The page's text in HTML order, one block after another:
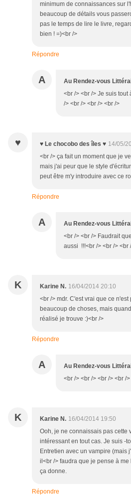
minimum de connaissances sur
beaucoup de détails vous
pas le temps de lire le livre,
bien ! =)<br />
Répondre
A Au Rendez-vous
<br /> <br /> Je suis
/> <br /> <br /> <br />
♥ ♥ Le chocobo des îles ♥ 14/05/
<br /> ça fait un moment que je
mais j'ai peur que le style
peut être m'y introduire avec ce
Répondre
A Au Rendez-vous
<br /> <br /> Faudrait
aussi !!!<br /> <br /> <br
K Karine N. 16/04/2014 20:10
<br /> mdr. C'est vrai que ce
beaucoup de choses, mais
réalisé je trouve :)<br />
Répondre
A Au Rendez-vous
<br /> <br /> <br /> <br /
K Karine N. 16/04/2014 19:50
Ooh, je ne connaissais pas cette
intéressant en tout cas. Je suis -
Entretien avec un vampire (mais
il<br /> faudra que je pense à
ça donne.
Répondre